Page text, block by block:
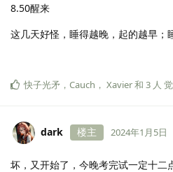
8.50醒来
这几天好怪，睡得越晚，起的越早；
快子光矛 ， Cauch ， Xavier和 3 人
dark 楼主 2024年1月5日
坏，又开始了，今晚考完试一定十二